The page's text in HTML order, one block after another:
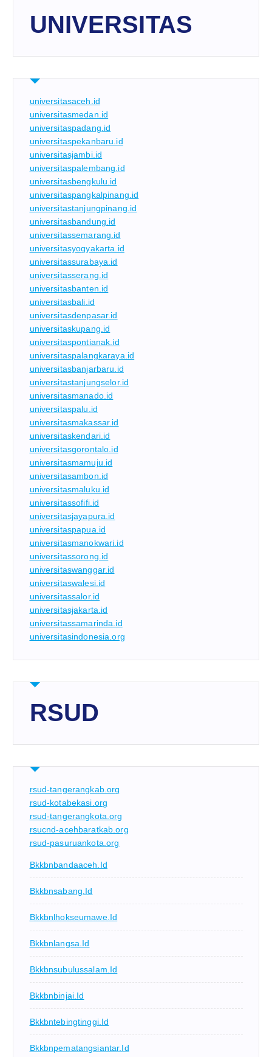
UNIVERSITAS
universitasaceh.id
universitasmedan.id
universitaspadang.id
universitaspekanbaru.id
universitasjambi.id
universitaspalembang.id
universitasbengkulu.id
universitaspangkalpinang.id
universitastanjungpinang.id
universitasbandung.id
universitassemarang.id
universitasyogyakarta.id
universitassurabaya.id
universitasserang.id
universitasbanten.id
universitasbali.id
universitasdenpasar.id
universitaskupang.id
universitaspontianak.id
universitaspalangkaraya.id
universitasbanjarbaru.id
universitastanjungselor.id
universitasmanado.id
universitaspalu.id
universitasmakassar.id
universitaskendari.id
universitasgorontalo.id
universitasmamuju.id
universitasambon.id
universitasmaluku.id
universitassofifi.id
universitasjayapura.id
universitaspapua.id
universitasmanokwari.id
universitassorong.id
universitaswanggar.id
universitaswalesi.id
universitassalor.id
universitasjakarta.id
universitassamarinda.id
universitasindonesia.org
RSUD
rsud-tangerangkab.org
rsud-kotabekasi.org
rsud-tangerangkota.org
rsucnd-acehbaratkab.org
rsud-pasuruankota.org
Bkkbnbandaaceh.id
Bkkbnsabang.id
Bkkbnlhokseumawe.id
Bkkbnlangsa.id
Bkkbnsubulussalam.id
Bkkbnbinjai.id
Bkkbntebingtinggi.id
Bkkbnpematangsiantar.id